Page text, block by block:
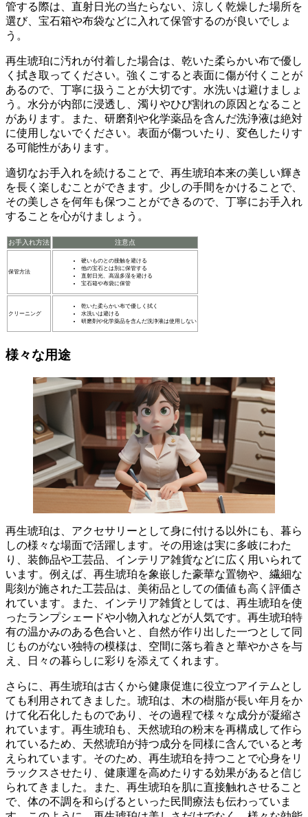
管する際は、直射日光の当たらない、涼しく乾燥した場所を
選び、宝石箱や布袋などに入れて保管するのが良いでしょ
う。
再生琥珀に汚れが付着した場合は、 乾いた柔らかい布で優し
く拭き取ってください。 強くこすると表面に傷が付くことが
あるので、丁寧に扱うことが大切です。水洗いは避けましょ
う。水分が内部に浸透し、濁りやひび割れの原因となること
があります。また、研磨剤や化学薬品を含んだ洗浄液は絶対
に使用しないでください。表面が傷ついたり、変色したりす
る可能性があります。
適切なお手入れを続けることで、再生琥珀本来の美しい輝き
を長く楽しむことができます。 少しの手間をかけることで、
その美しさを何年も保つことができるので、丁寧にお手入れ
することを心がけましょう。
お手入れ方法 注意点
保管方法
硬いものとの接触を避ける
他の宝石とは別に保管する
直射日光、高温多湿を避ける
宝石箱や布袋に保管
クリーニング
乾いた柔らかい布で優しく拭く
水洗いは避ける
研磨剤や化学薬品を含んだ洗浄液は使用しない
様々な用途
再生琥珀は、アクセサリーとして身に付ける以外にも、暮ら
しの様々な場面で活躍します。その用途は実に多岐にわた
り、装飾品や工芸品、インテリア雑貨などに広く用いられて
います。例えば、 再生琥珀を象嵌した豪華な置物や、繊細な
彫刻が施された工芸品は、美術品としての価値も高く評価さ
れています。また、インテリア雑貨としては、 再生琥珀を使
ったランプシェードや小物入れなどが人気です。再生琥珀特
有の温かみのある色合いと、
自然が作り出した一つとして同
じものがない独特の模様は、空間に落ち着きと華やかさを与
え、日々の暮らしに彩りを添えてくれます。
さらに、再生琥珀は古くから健康促進に役立つアイテムとし
ても利用されてきました。琥珀は、木の樹脂が長い年月をか
けて化石化したものであり、その過程で様々な成分が凝縮さ
れています。再生琥珀も、天然琥珀の粉末を再構成して作ら
れているため、 天然琥珀が持つ成分を同様に含んでいる と考
えられています。そのため、 再生琥珀を持つことで心身をリ
ラックスさせたり、健康運を高めたりする効果があると信じ
られてきました。また、 再生琥珀を肌に直接触れさせること
で、体の不調を和らげる といった民間療法も伝わっていま